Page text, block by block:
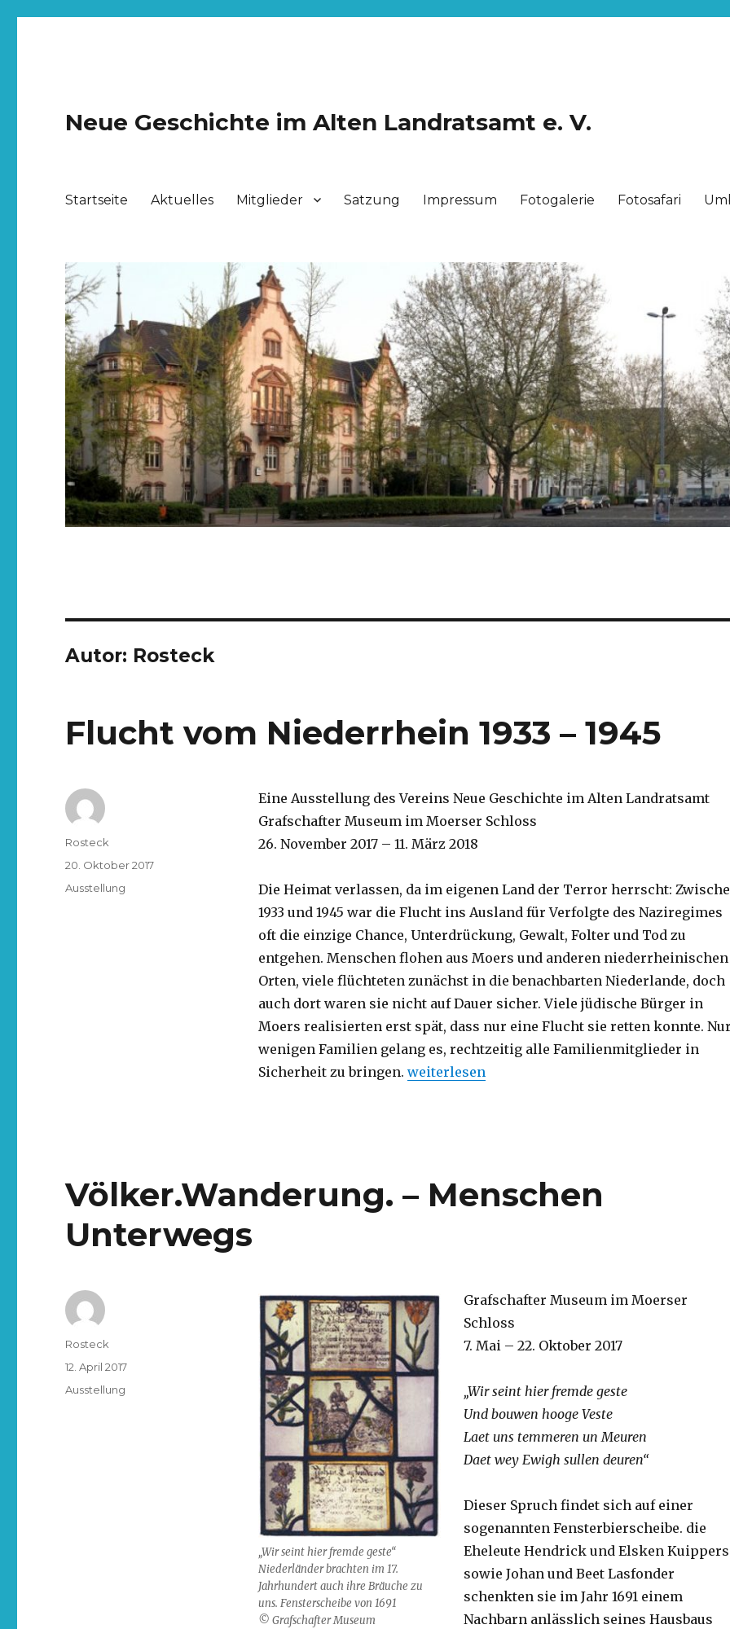
Neue Geschichte im Alten Landratsamt e. V.
Startseite Aktuelles Mitglieder Satzung Impressum Fotogalerie Fotosafari
Autor: Rosteck
Flucht vom Niederrhein 1933 – 1945
Eine Ausstellung des Vereins Neue Geschichte im Alten Landratsamt
Grafschafter Museum im Moerser Schloss
26. November 2017 – 11. März 2018
Die Heimat verlassen, da im eigenen Land der Terror herrscht:
1933 und 1945 war die Flucht ins Ausland für Verfolgte des Naziregimes
oft die einzige Chance, Unterdrückung, Gewalt, Folter und Tod zu
entgehen. Menschen flohen aus Moers und anderen niederrheinischen
Orten, viele flüchteten zunächst in die benachbarten Niederlande, doch
auch dort waren sie nicht auf Dauer sicher. Viele jüdische Bürger in
Moers realisierten erst spät, dass nur eine Flucht sie retten konnte.
wenigen Familien gelang es, rechtzeitig alle Familienmitglieder in
Sicherheit zu bringen. weiterlesen
Rosteck
20. Oktober 2017
Ausstellung
Völker.Wanderung. – Menschen
Unterwegs
„Wir seint hier fremde geste“
Niederländer brachten im 17.
Jahrhundert auch ihre Bräuche zu
uns. Fensterscheibe von 1691
© Grafschafter Museum
Grafschafter Museum im Moerser
Schloss
7. Mai – 22. Oktober 2017
„Wir seint hier fremde geste
Und bouwen hooge Veste
Laet uns temmeren un Meuren
Daet wey Ewigh sullen deuren“
Dieser Spruch findet sich auf einer
sogenannten Fensterbierscheibe. die
Eheleute Hendrick und Elsken Kuippers
sowie Johan und Beet Lasfonder
schenkten sie im Jahr 1691 einem
Nachbarn anlässlich seines Hausbaus
Rosteck
12. April 2017
Ausstellung